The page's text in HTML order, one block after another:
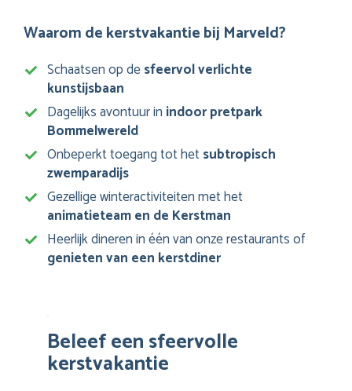
Waarom de kerstvakantie bij Marveld?
Schaatsen op desfeervol verlichte
kunstijsbaan
Dagelijks avontuur in indoor pretpark
Bommelwereld
Onbeperkt toegang tot hetsubtropisch
zwemparadijs
Gezellige winteractiviteiten met het
animatieteam en de Kerstman
Heerlijk dineren in één van onze restaurants of
genieten van een kerstdiner
Beleef een sfeervolle
kerstvakantie